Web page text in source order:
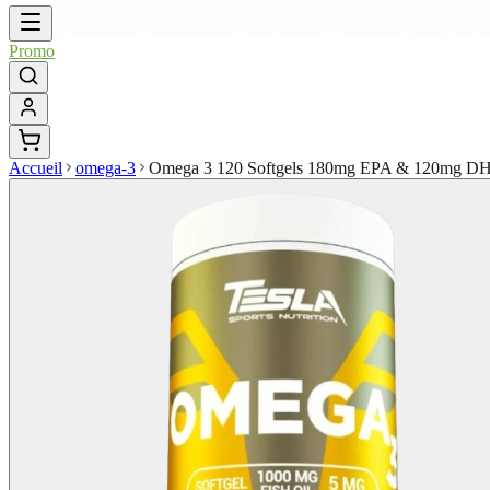
Promo
Accueil omega-3 Omega 3 120 Softgels 180mg EPA & 120mg